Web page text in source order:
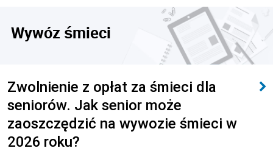
Wywóz śmieci
Zwolnienie z opłat za śmieci dla
seniorów. Jak senior może
zaoszczędzić na wywozie śmieci w
2026 roku?